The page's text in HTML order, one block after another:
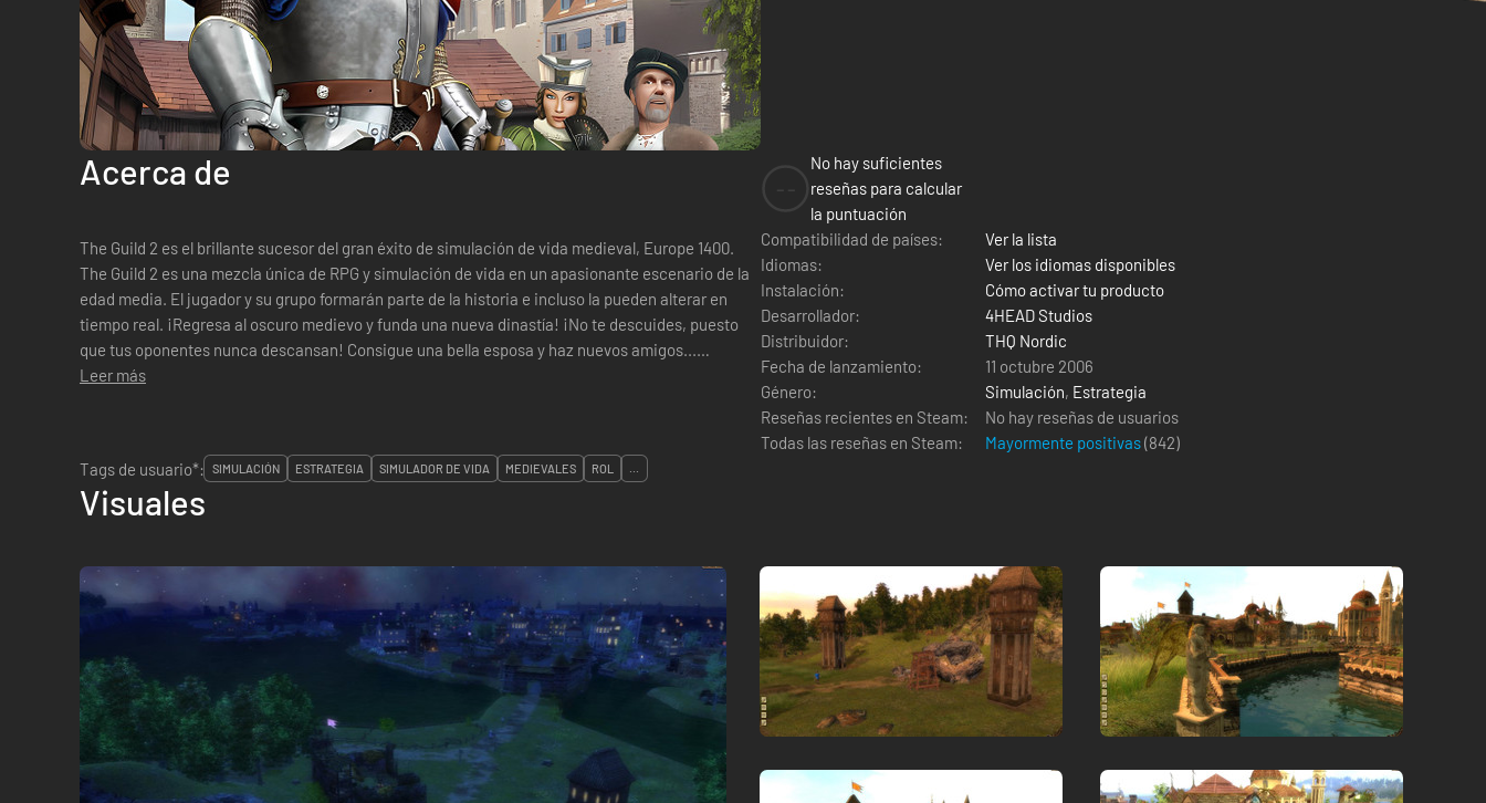
Acerca de
The Guild 2 es el brillante sucesor del gran éxito de simulación de vida medieval, Europe 1400.
The Guild 2 es una mezcla única de RPG y simulación de vida en un apasionante escenario de la
edad media. El jugador y su grupo formarán parte de la historia e incluso la pueden alterar en
tiempo real. ¡Regresa al oscuro medievo y funda una nueva dinastía! ¡No te descuides, puesto
que tus oponentes nunca descansan! Consigue una bella esposa y haz nuevos amigos...
¡controla tu vida! ¡Lega tu...
Leer más
No hay suficientes
reseñas para calcular
la puntuación
Compatibilidad de países:
Ver la lista
Idiomas:
Ver los idiomas disponibles
Instalación:
Cómo activar tu producto
Desarrollador:
4HEAD Studios
Distribuidor:
THQ Nordic
Fecha de lanzamiento:
11 octubre 2006
Género:
Simulación, Estrategia
Reseñas recientes en Steam:
No hay reseñas de usuarios
Todas las reseñas en Steam:
Mayormente positivas(842)
Tags de usuario*:
SIMULACIÓN ESTRATEGIA SIMULADOR DE VIDA MEDIEVALES ROL ...
Visuales